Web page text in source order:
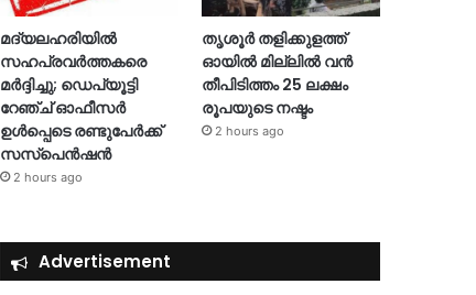
മദ്യലഹരിയിൽ
സഹപ്രവർത്തകരെ
മർദ്ദിച്ചു; ഡെപ്യൂട്ടി
റേഞ്ച് ഓഫീസർ
ഉൾപ്പെടെ രണ്ടുപേർക്ക്
സസ്‌പെൻഷൻ
2 hours ago
തൃശൂര്‍ തളിക്കുളത്ത്
ഓയില്‍ മില്ലില്‍ വൻ
തീപിടിത്തം 25 ലക്ഷം
രൂപയുടെ നഷ്ടം
2 hours ago
Advertisement